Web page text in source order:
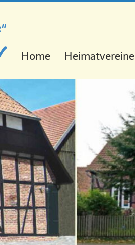
Navigation
Home Heimatvereine